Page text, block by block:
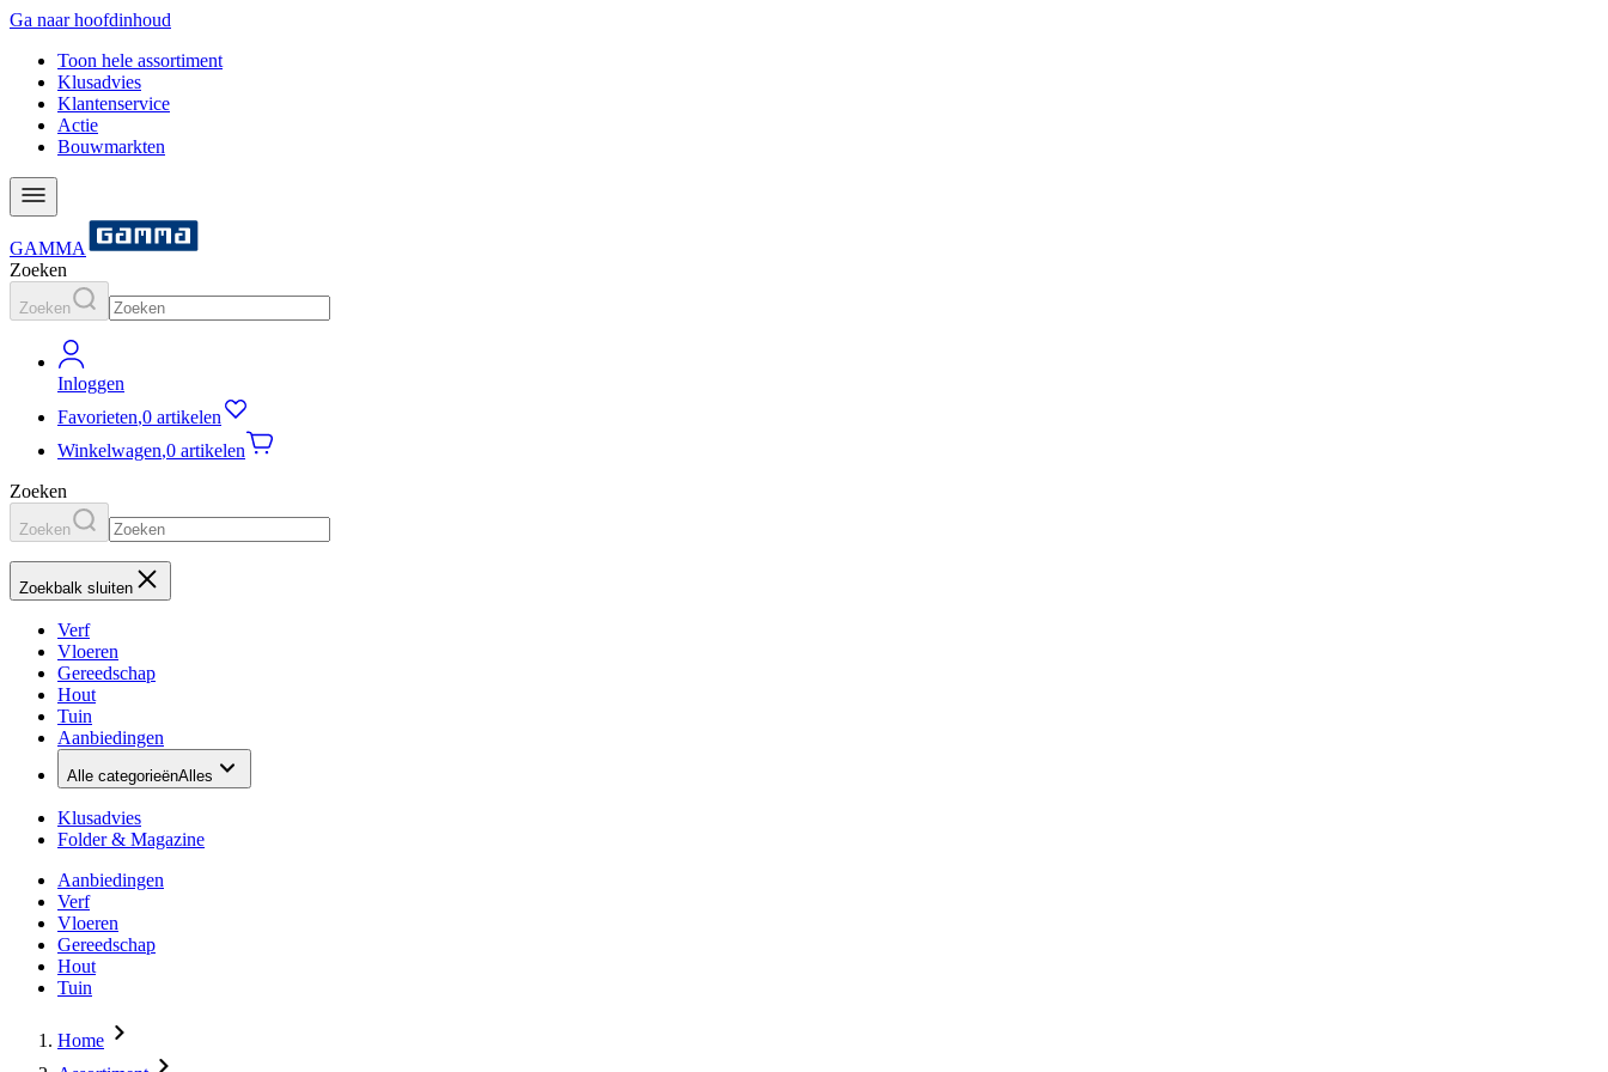
Ga naar hoofdinhoud
Toon hele assortiment
Klusadvies
Klantenservice
Actie
Bouwmarkten
GAMMA
Zoeken
Zoeken
Inloggen
Favorieten,0 artikelen
Winkelwagen,0 artikelen
Zoeken
Zoeken
Zoekbalk sluiten
Verf
Vloeren
Gereedschap
Hout
Tuin
Aanbiedingen
Alle categorieënAlles
Klusadvies
Folder & Magazine
Aanbiedingen
Verf
Vloeren
Gereedschap
Hout
Tuin
Home